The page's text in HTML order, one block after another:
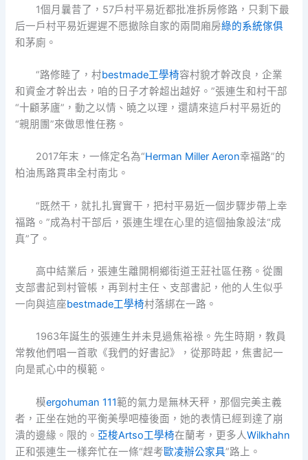
1個月曩昔了，57戶村平易近都批准拆房修路，只剩下最
后一戶村平易近遲遲不愿撤除自家的兩間廂房綠的系統傢俱
和茅廁。
“路修睦了，村bestmade工學椅容村貌才幹改良，企業
和資金才幹出去，咱的日子才幹超出越好。”張連生和村干部
“十顧茅廬”，動之以情、曉之以理，還請來這戶村平易近的
“親朋團”來做思惟任務。
2017年末，一條定名為“Herman Miller Aeron幸福路”的
柏油馬路貫串全村南北。
“既然干，就扎扎實實干，把村平易近一個步驟步帶上幸
福路。”成為村干部后，張連生埋在心里的這個抽象設法“成
真”了。
高中結業后，張連生離開桐鄉街道王莊社區任務。從團
支部書記到村管帳，再到村主任、支部書記，他的人生似乎
一向與這座bestmade工學椅村落綁在一路。
1963年誕生的張連生并未見過焦裕祿。先生時期，教員
常教他們唱一首歌《我們的好書記》，從那時起，焦書記一
向是貳心中的模範。
模ergohuman 111範的氣力是無林天秤，那個完美主義
者，正坐在她的平衡美學吧檯後面，她的表情已經到達了崩
潰的邊緣。限的。 亞梭Artso工學椅在蘭考，更多人Wilkhahn
正和張連生一樣奔忙在一條“趕考歐凌辦公家具”路上。